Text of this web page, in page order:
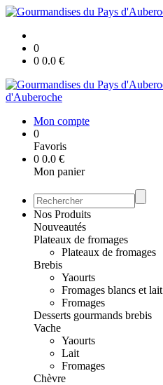
0
0 0.0 €
d'Auberoche
Mon compte
0
Favoris
0 0.0 €
Mon panier
Nos Produits
Nouveautés
Plateaux de fromages
Plateaux de fromages
Brebis
Yaourts
Fromages blancs et lait
Fromages
Desserts gourmands brebis
Vache
Yaourts
Lait
Fromages
Chèvre